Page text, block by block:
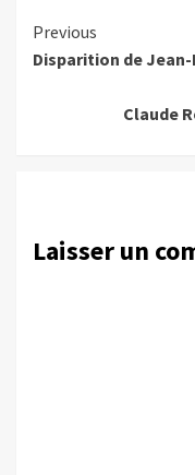
Continue
Reading
Previous
Disparition de
Claude
Laisser un